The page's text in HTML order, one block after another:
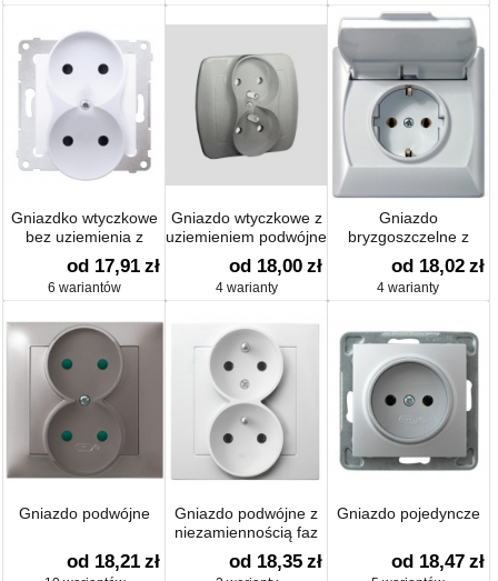
Gniazdko wtyczkowe
bez uziemienia z
przesłonami podwójne
(moduł) 16 A
od 17,91 zł
6 wariantów
Gniazdo wtyczkowe z
uziemieniem podwójne
od 18,00 zł
4 warianty
Gniazdo
bryzgoszczelne z
uziemieniem schuko
IP-44
od 18,02 zł
4 warianty
Gniazdo podwójne
od 18,21 zł
Gniazdo podwójne z
niezamiennością faz
od 18,35 zł
Gniazdo pojedyncze
od 18,47 zł